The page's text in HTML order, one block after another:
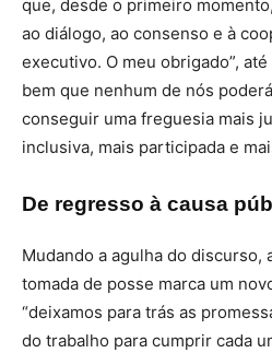
que, desde o primeiro
ao diálogo, ao consenso e à
executivo. O meu obrigado”,
bem que nenhum de nós
conseguir uma freguesia mais
inclusiva, mais participada e
De regresso à causa
Mudando a agulha do discurso,
tomada de posse marca um
“deixamos para trás as
do trabalho para cumprir cada